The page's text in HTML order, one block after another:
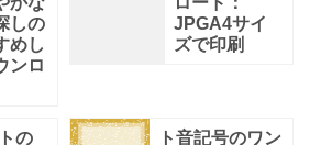
しの
めし
ンロ
JPGA4サイ
ズで印刷
の
ト音記号のワン